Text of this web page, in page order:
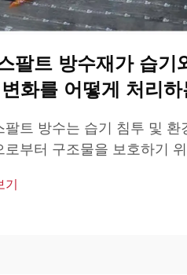
팔트 방수재가 습기
화를 어떻게 처리
팔트 방수는 습기 침투 및 환
로부터 구조물을 보호하기 위
. 건물과 인프라는 기후 변화
기